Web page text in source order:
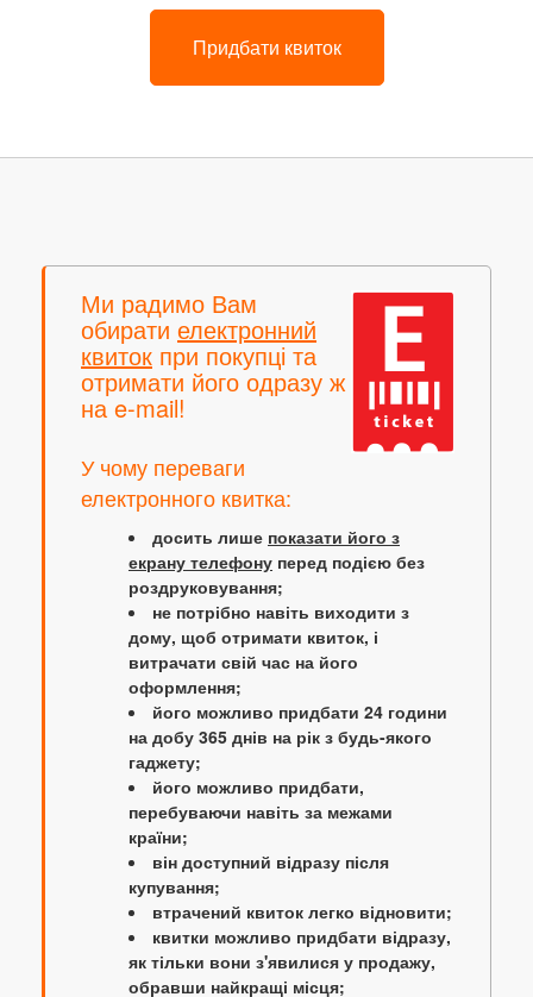
Придбати квиток
Ми радимо Вам
обирати електронний
квиток при покупці та
отримати його одразу ж
на e-mail!
У чому переваги
електронного квитка:
досить лише показати його з
екрану телефону перед подією без
роздруковування;
не потрібно навіть виходити з
дому, щоб отримати квиток, і
витрачати свій час на його
оформлення;
його можливо придбати 24 години
на добу 365 днів на рік з будь-якого
гаджету;
його можливо придбати,
перебуваючи навіть за межами
країни;
він доступний відразу після
купування;
втрачений квиток легко відновити;
квитки можливо придбати відразу,
як тільки вони з'явилися у продажу,
обравши найкращі місця;